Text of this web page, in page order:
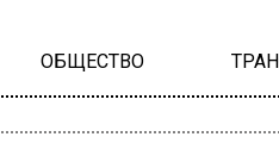
ОБЩЕСТВО